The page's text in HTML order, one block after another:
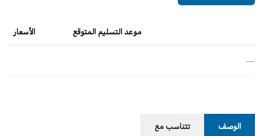
موعد التسليم المتوقع الأسعار
—
الوصف تتناسب مع